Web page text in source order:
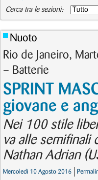
Cerca tra le sezioni:
Nuoto
Rio de Janeiro,
– Batterie
SPRINT
giovane e
Nei 100 stile
va alle semifinali
Nathan Adrian
Mercoledì 10 Agosto 2016